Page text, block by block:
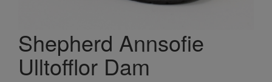
Shepherd Annsofie
Ulltofflor Dam